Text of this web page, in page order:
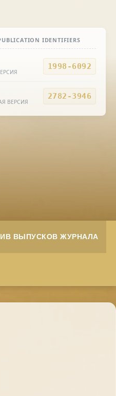
IDENTIFIERS
1998-6092
ВЕРСИЯ
2782-3946
ВЫПУСКОВ ЖУРНАЛА